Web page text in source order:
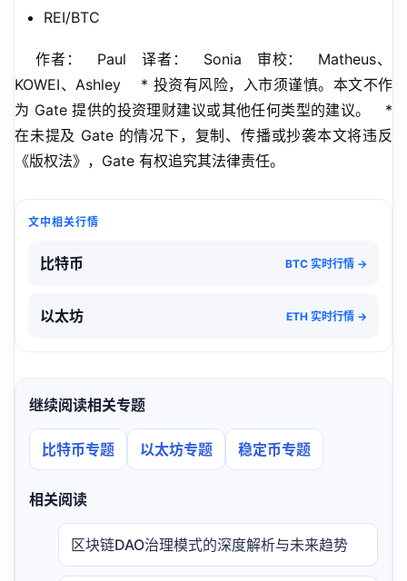
REI/BTC
    作者：   Paul   译者：   Sonia   审校：   Matheus、
KOWEI、Ashley    * 投资有风险，入市须谨慎。本文不作
为 Gate 提供的投资理财建议或其他任何类型的建议。   *
在未提及 Gate 的情况下，复制、传播或抄袭本文将违反
《版权法》，Gate 有权追究其法律责任。
文中相关行情
比特币 BTC 实时行情 →
以太坊 ETH 实时行情 →
继续阅读相关专题
比特币专题 以太坊专题 稳定币专题
相关阅读
区块链DAO治理模式的深度解析与未来趋势